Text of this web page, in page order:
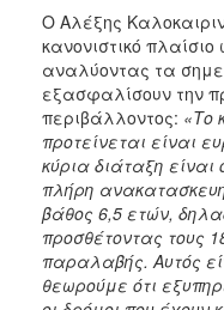
Ο Αλέξης
κανονιστικό πλαίσιο
αναλύοντας τα
εξασφαλίσουν την
περιβάλλοντος: «Το
προτείνεται είναι
κύρια διάταξη είναι
πλήρη
βάθος 6,5 ετών,
προσθέτοντας τους
παραλαβής. Αυτός
θεωρούμε ότι